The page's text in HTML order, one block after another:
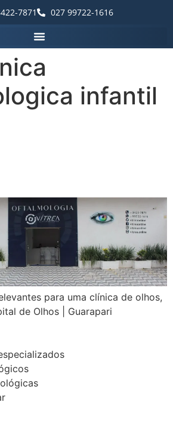
7871 027 99722-1616
infantil
para uma clínica de olhos,
de Olhos | Guarapari